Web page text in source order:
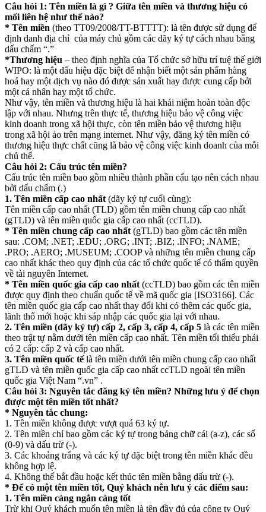
Câu hỏi 1: Tên miền là gì ? Giữa tên miền và thương hiệu có
mối liên hệ như thế nào?
* Tên miền (theo TT09/2008/TT-BTTTT): là tên được sử dụng để
định danh địa chỉ của máy chủ gồm các dãy ký tự cách nhau bằng
dấu chấm “.”
*Thương hiệu – theo định nghĩa của Tổ chức sở hữu trí tuệ thế giới
WIPO: là một dấu hiệu đặc biệt để nhận biết một sản phẩm hàng
hoá hay một dịch vụ nào đó được sản xuất hay được cung cấp bởi
một cá nhân hay một tổ chức.
Như vậy, tên miền và thương hiệu là hai khái niệm hoàn toàn độc
lập với nhau. Nhưng trên thực tế, thương hiệu bảo vệ công việc
kinh doanh trong xã hội thực, còn tên miền bảo vệ thương hiệu
trong xã hội ảo trên mạng internet. Như vậy, đăng ký tên miền có
thương hiệu thực chất cũng là bảo vệ công việc kinh doanh của mỗi
chủ thể.
Câu hỏi 2: Cấu trúc tên miền?
Cấu trúc tên miền bao gồm nhiều thành phần cấu tạo nên cách nhau
bởi dấu chấm (.)
1. Tên miền cấp cao nhất (dãy ký tự cuối cùng):
Tên miền cấp cao nhất (TLD) gồm tên miền chung cấp cao nhất
(gTLD) và tên miền quốc gia cấp cao nhất (ccTLD).
* Tên miền chung cấp cao nhất (gTLD) bao gồm các tên miền
sau: .COM; .NET; .EDU; .ORG; .INT; .BIZ; .INFO; .NAME;
.PRO; .AERO; .MUSEUM; .COOP và những tên miền chung cấp
cao nhất khác theo quy định của các tổ chức quốc tế có thẩm quyền
về tài nguyên Internet.
* Tên miền quốc gia cấp cao nhất (ccTLD) bao gồm các tên miền
được quy định theo chuẩn quốc tế về mã quốc gia [ISO3166]. Các
tên miền quốc gia cấp cao nhất thay đổi khi có thêm các quốc gia,
lãnh thổ mới hoặc khi sáp nhập các quốc gia lại với nhau.
2. Tên miền (dãy ký tự) cấp 2, cấp 3, cấp 4, cấp 5 là các tên miền
theo trật tự nằm dưới tên miền cấp cao nhất. Tên miền tối thiểu phải
có 2 cấp: cấp 2 và cấp cao nhất.
3. Tên miền quốc tếlà tên miền dưới tên miền chung cấp cao nhất
gTLD và tên miền quốc gia cấp cao nhất ccTLD ngoài tên miền
quốc gia Việt Nam “.vn” .
Câu hỏi 3: Nguyên tắc đăng ký tên miền? Những lưu ý để chọn
được một tên miền tốt nhất?
* Nguyên tắc chung:
1. Tên miền không được vượt quá 63 ký tự.
2. Tên miền chỉ bao gồm các ký tự trong bảng chữ cái (a-z), các số
(0-9) và dấu trừ (-).
3. Các khoảng trắng và các ký tự đặc biệt trong tên miền khác đều
không hợp lệ.
4. Không thể bắt đầu hoặc kết thúc tên miền bằng dấu trừ (-).
* Để có một tên miền tốt, Quý khách nên lưu ý các điểm sau:
1. Tên miền càng ngắn càng tốt
Trừ khi Quý khách muốn tên miền là tên đầy đủ của công ty Quý